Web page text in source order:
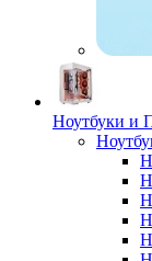
Ноутбуки и